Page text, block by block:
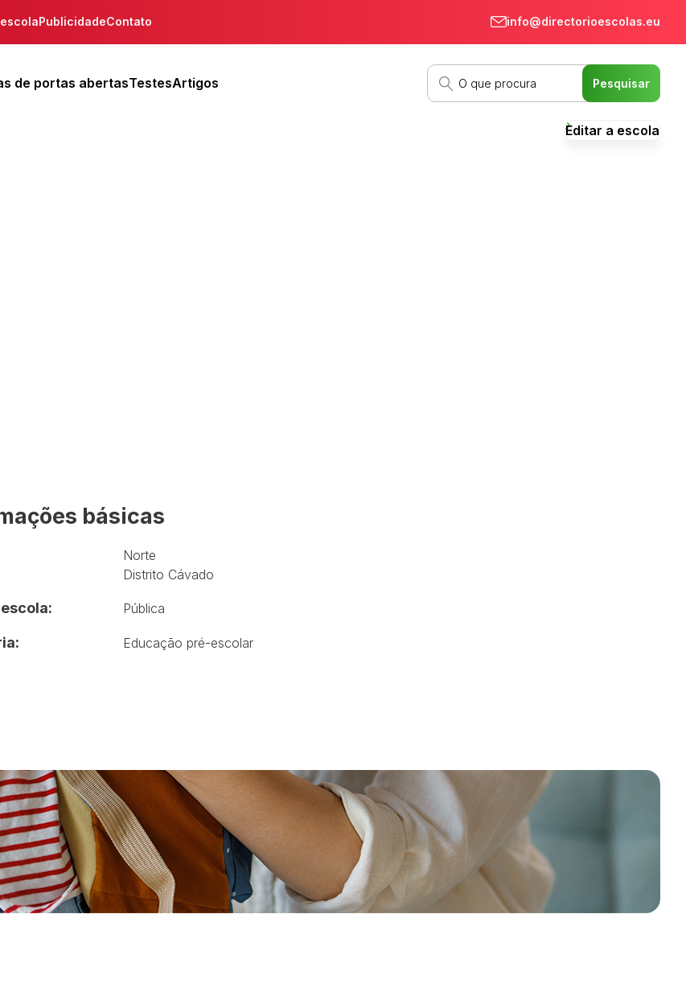
PublicidadeContato info@directorioescolas.eu
de portas abertasTestesArtigos
Editar a escola
básicas
Norte
Distrito Cávado
Pública
Educação pré-escolar